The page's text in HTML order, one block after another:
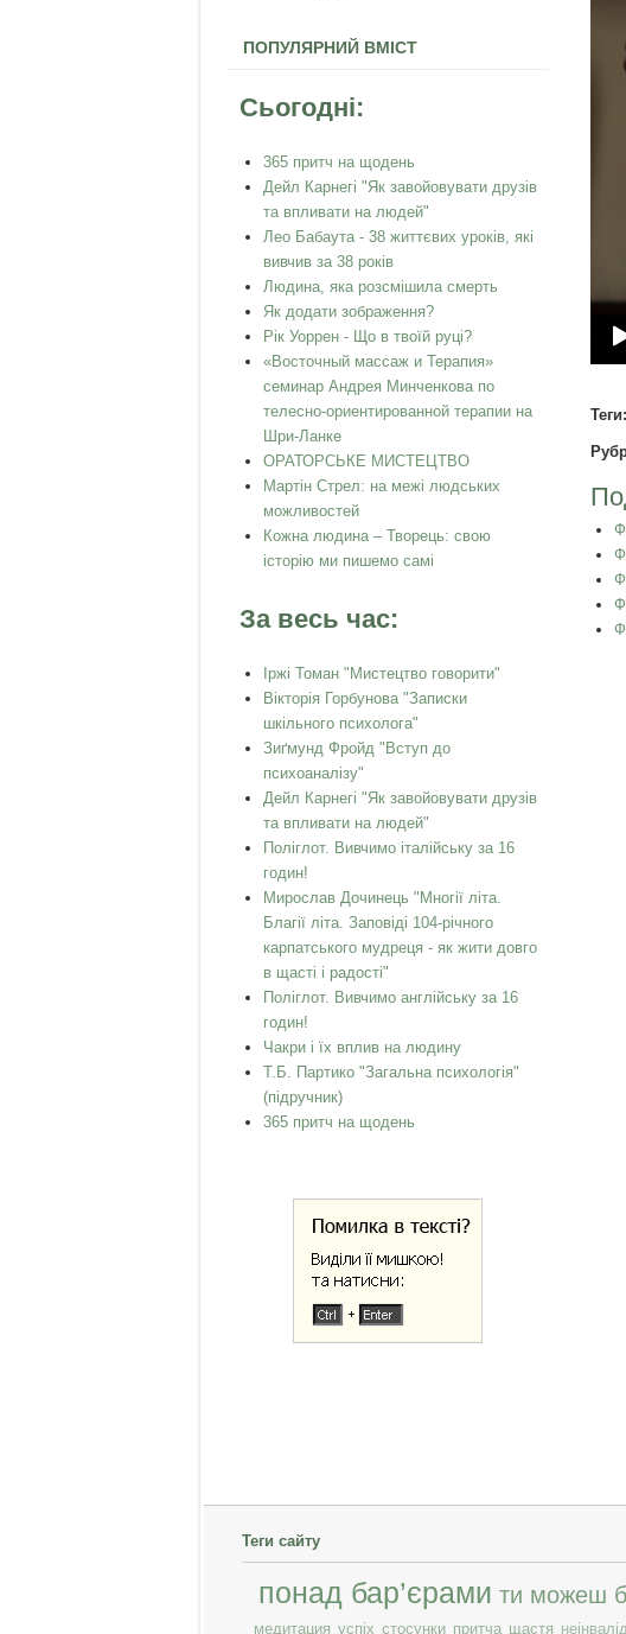
Теги:
ПОПУЛЯРНИЙ ВМІСТ
Сьогодні:
365 притч на щодень
Дейл Карнегі "Як завойовувати друзів
та впливати на людей"
Лео Бабаута - 38 життєвих уроків, які
вивчив за 38 років
Людина, яка розсмішила смерть
Як додати зображення?
Рік Уоррен - Що в твоїй руці?
«Восточный массаж и Терапия»
семинар Андрея Минченкова по
телесно-ориентированной терапии на
Шри-Ланке
ОРАТОРСЬКЕ МИСТЕЦТВО
Мартін Стрел: на межі людських
можливостей
Кожна людина – Творець: свою
історію ми пишемо самі
За весь час:
Іржі Томан "Мистецтво говорити"
Вікторія Горбунова "Записки
шкільного психолога"
Зиґмунд Фройд "Вступ до
психоаналізу"
Дейл Карнегі "Як завойовувати друзів
та впливати на людей"
Поліглот. Вивчимо італійську за 16
годин!
Мирослав Дочинець "Многії літа.
Благії літа. Заповіді 104-річного
карпатського мудреця - як жити довго
в щасті і радості"
Поліглот. Вивчимо англійську за 16
годин!
Чакри і їх вплив на людину
Т.Б. Партико "Загальна психологія"
(підручник)
365 притч на щодень
Теги сайту
понад бар’єрами ти можеш
медитация успіх стосунки притча щастя